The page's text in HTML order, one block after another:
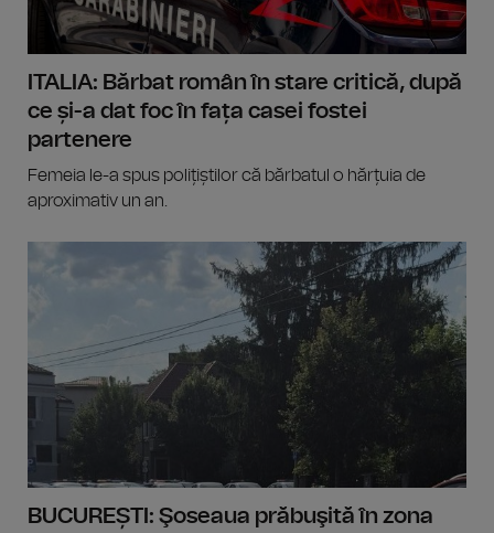
ITALIA: Bărbat român în stare critică, după
ce și-a dat foc în fața casei fostei
partenere
Femeia le-a spus polițiștilor că bărbatul o hărțuia de
aproximativ un an.
BUCUREȘTI: Şoseaua prăbuşită în zona